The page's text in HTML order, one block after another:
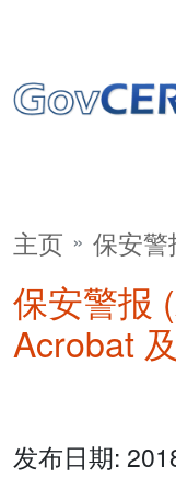
主页 保安警
保安警报
Acrobat
发布日期: